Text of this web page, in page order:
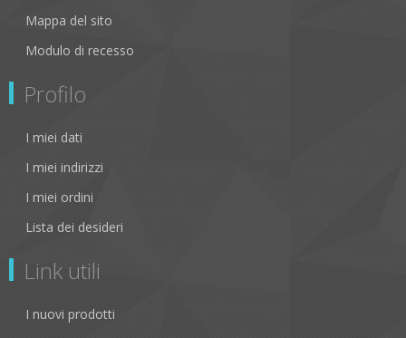
Mappa del sito
Modulo di recesso
Profilo
I miei dati
I miei indirizzi
I miei ordini
Lista dei desideri
Link utili
I nuovi prodotti